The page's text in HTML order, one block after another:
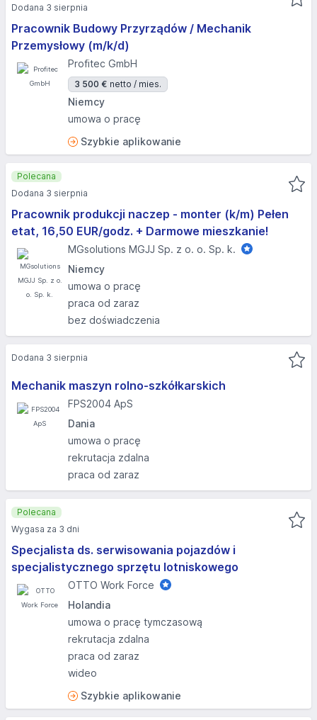
Pracownik Budowy Przyrządów / Mechanik
Przemysłowy (m/k/d)
Profitec GmbH
3 500 € netto / mies.
Niemcy
umowa o pracę
Szybkie aplikowanie
Dodana 3 sierpnia
Pracownik produkcji naczep - monter (k/m) Pełen
etat, 16,50 EUR/godz. + Darmowe mieszkanie!
MGsolutions MGJJ Sp. z o. o. Sp. k.
Niemcy
umowa o pracę
praca od zaraz
bez doświadczenia
Polecana
Dodana 3 sierpnia
Mechanik maszyn rolno-szkółkarskich
FPS2004 ApS
Dania
umowa o pracę
rekrutacja zdalna
praca od zaraz
Dodana 3 sierpnia
Specjalista ds. serwisowania pojazdów i
specjalistycznego sprzętu lotniskowego
OTTO Work Force
Holandia
umowa o pracę tymczasową
rekrutacja zdalna
praca od zaraz
wideo
Szybkie aplikowanie
Polecana
Wygasa za 3 dni